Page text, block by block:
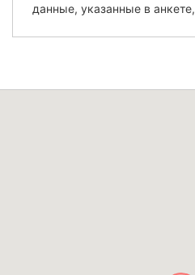
данные, указанные в анкете,